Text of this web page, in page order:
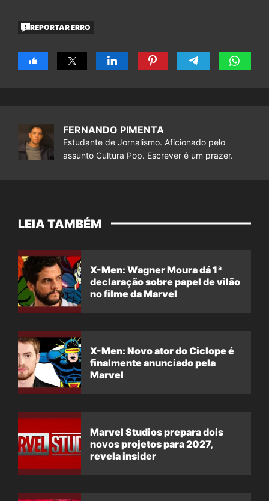
REPORTAR ERRO
FERNANDO PIMENTA
Estudante de Jornalismo. Aficionado pelo
assunto Cultura Pop. Escrever é um prazer.
LEIA TAMBÉM
X-Men: Wagner Moura dá 1ª
declaração sobre papel de vilão
no filme da Marvel
X-Men: Novo ator do Ciclope é
finalmente anunciado pela
Marvel
Marvel Studios prepara dois
novos projetos para 2027,
revela insider